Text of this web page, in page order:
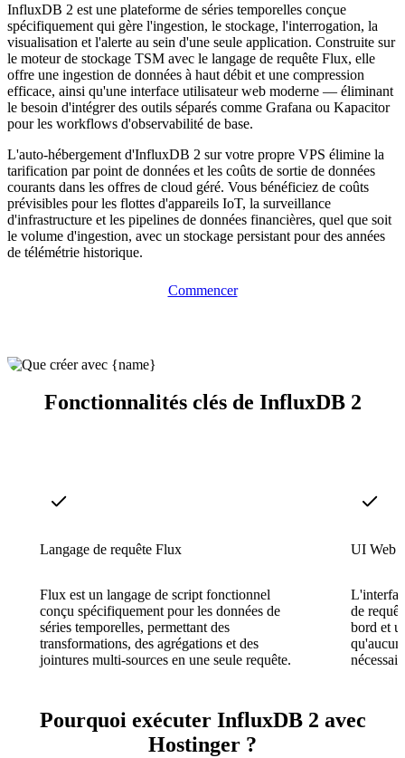
InfluxDB 2 est une plateforme de séries temporelles conçue
spécifiquement qui gère l'ingestion, le stockage, l'interrogation, la
visualisation et l'alerte au sein d'une seule application. Construite sur
le moteur de stockage TSM avec le langage de requête Flux, elle
offre une ingestion de données à haut débit et une compression
efficace, ainsi qu'une interface utilisateur web moderne — éliminant
le besoin d'intégrer des outils séparés comme Grafana ou Kapacitor
pour les workflows d'observabilité de base.
L'auto-hébergement d'InfluxDB 2 sur votre propre VPS élimine la
tarification par point de données et les coûts de sortie de données
courants dans les offres de cloud géré. Vous bénéficiez de coûts
prévisibles pour les flottes d'appareils IoT, la surveillance
d'infrastructure et les pipelines de données financières, quel que soit
le volume d'ingestion, avec un stockage persistant pour des années
de télémétrie historique.
Commencer
Fonctionnalités clés de InfluxDB 2
Langage de requête Flux
Flux est un langage de script fonctionnel
conçu spécifiquement pour les données de
séries temporelles, permettant des
transformations, des agrégations et des
jointures multi-sources en une seule requête.
UI Web
de
bord et
Pourquoi exécuter InfluxDB 2 avec
Hostinger ?